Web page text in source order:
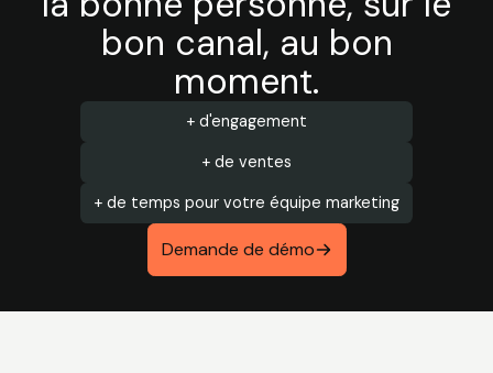
bon canal, au bon
moment.
+ d'engagement
+ de ventes
+ de temps pour votre équipe marketing
Demande de démo